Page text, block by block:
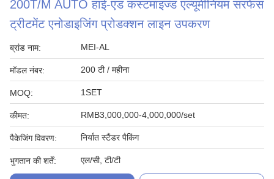
200T/M AUTO हाई-एंड कस्टमाइज्ड एल्यूमीनियम सरफेस
ट्रीटमेंट एनोडाइजिंग प्रोडक्शन लाइन उपकरण
ब्रांड नाम: MEI-AL
मॉडल नंबर: 200 टी / महीना
MOQ: 1SET
कीमत: RMB3,000,000-4,000,000/set
पैकेजिंग विवरण: निर्यात स्टैंडर पैकिंग
भुगतान की शर्तें: एल/सी, टी/टी